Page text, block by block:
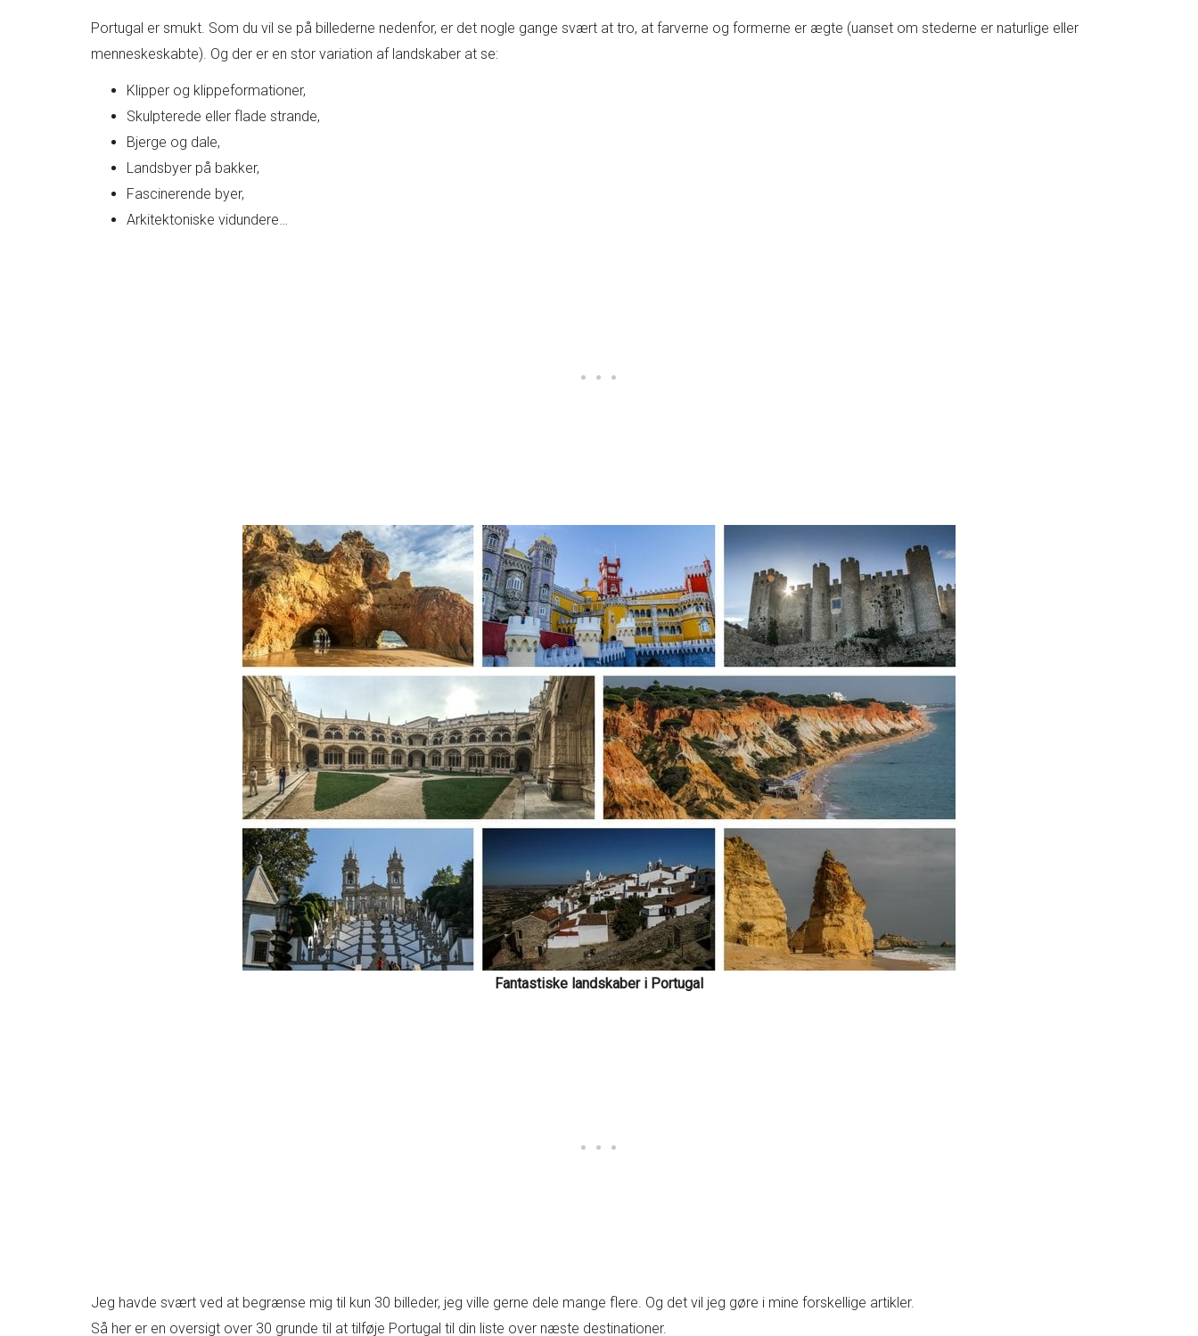
Portugal er smukt. Som du vil se på billederne nedenfor, er det nogle gange svært at tro, at farverne og formerne er ægte (uanset om stederne er naturlige eller
menneskeskabte). Og der er en stor variation af landskaber at se:
Klipper og klippeformationer,
Skulpterede eller flade strande,
Bjerge og dale,
Landsbyer på bakker,
Fascinerende byer,
Arkitektoniske vidundere…
Fantastiske landskaber i Portugal
Jeg havde svært ved at begrænse mig til kun 30 billeder, jeg ville gerne dele mange flere. Og det vil jeg gøre i mine forskellige artikler.
Så her er en oversigt over 30 grunde til at tilføje Portugal til din liste over næste destinationer.